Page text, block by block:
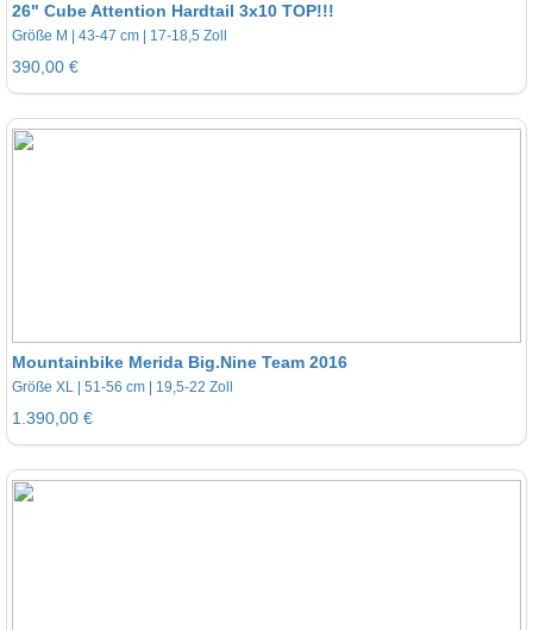
26" Cube Attention Hardtail 3x10 TOP!!!
Größe M | 43-47 cm | 17-18,5 Zoll
390,00 €
Mountainbike Merida Big.Nine Team 2016
Größe XL | 51-56 cm | 19,5-22 Zoll
1.390,00 €